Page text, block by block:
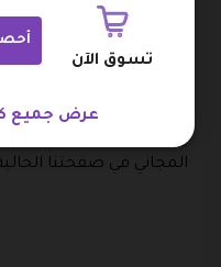
الان بعد التعرف على
البدء في استخدام كوبون
يمكنك الان ان تقوم بطلب
المجاني في صفحتنا
تسوق الآن
عرض جميع